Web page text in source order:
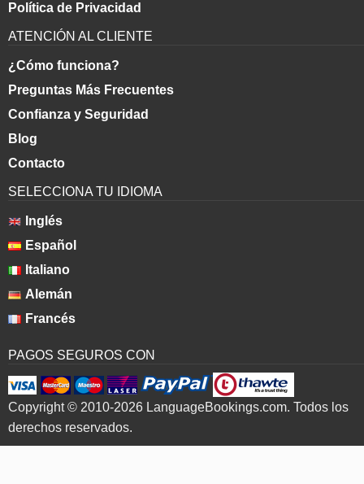
Política de Privacidad
ATENCIÓN AL CLIENTE
¿Cómo funciona?
Preguntas Más Frecuentes
Confianza y Seguridad
Blog
Contacto
SELECCIONA TU IDIOMA
Inglés
Español
Italiano
Alemán
Francés
PAGOS SEGUROS CON
Copyright © 2010-2026 LanguageBookings.com. Todos los
derechos reservados.